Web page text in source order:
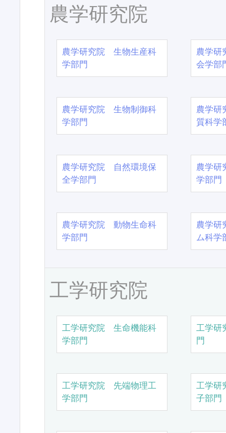
農学研究院
農学研究院 生物生産科
学部門
農学
会学部
農学研究院 生物制御科
学部門
農学
質科学
農学研究院 自然環境保
全学部門
農学
学部門
農学研究院 動物生命科
学部門
農学
ム科学
工学研究院
工学研究院 生命機能科
学部門
工学研
門
工学研究院 先端物理工
学部門
工学研
子部門